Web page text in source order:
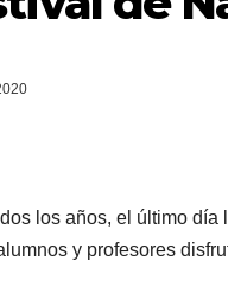
los años, el último
y profesores